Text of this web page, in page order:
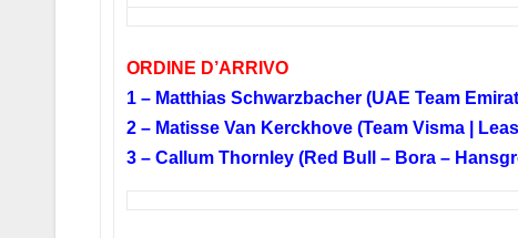
ORDINE D’ARRIVO
1 – Matthias Schwarzbacher (UAE Team
2 – Matisse Van Kerckhove (Team Visma |
3 – Callum Thornley (Red Bull – Bora –